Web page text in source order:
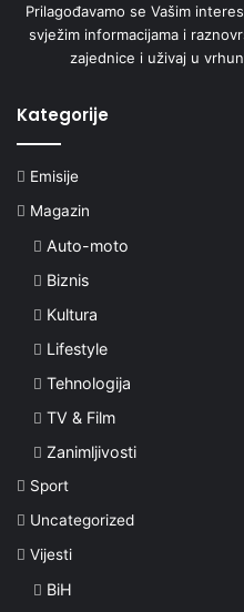
Prilagođavamo se Vašim
svježim informacijama i
zajednice i uživaj u
Kategorije
Emisije
Magazin
Auto-moto
Biznis
Kultura
Lifestyle
Tehnologija
TV & Film
Zanimljivosti
Sport
Uncategorized
Vijesti
BiH